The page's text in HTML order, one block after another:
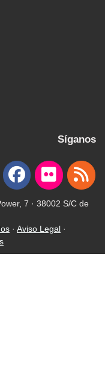
Síganos
7 · 38002 S/C de
· Aviso Legal ·